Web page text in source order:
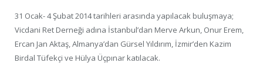
31 Ocak- 4 Şubat 2014 tarihleri arasında yapılacak buluşmaya;
Vicdani Ret Derneği adına İstanbul’dan Merve Arkun, Onur Erem,
Ercan Jan Aktaş, Almanya’dan Gürsel Yıldırım, İzmir’den Kazim
Birdal Tüfekçi ve Hülya Üçpınar katılacak.